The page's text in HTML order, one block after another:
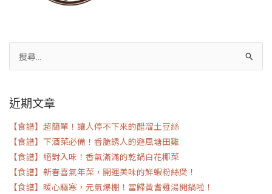
尋
鍵
近期文章
【食譜】超簡單！讓人停不下來的醋溜土豆絲
【食譜】下酒菜必備！香脆誘人的避風塘田雞
【食譜】絕對入味！香氣滿滿的乾鍋白花椰菜
【食譜】新春喜氣年菜，開運美味的鮮蝦粉絲煲！
【食譜】暖心驅寒，元氣爆棚！當歸黃耆雞湯開鍋啦！